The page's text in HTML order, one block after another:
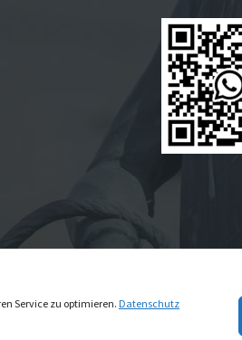
Service zu optimieren. Datenschutz